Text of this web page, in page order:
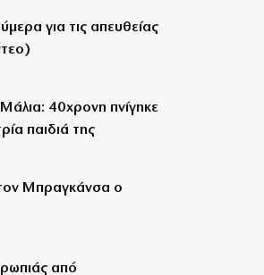
για τις απευθείας
40χρονη πνίγηκε
παιδιά της
τον Μπραγκάνσα ο
από